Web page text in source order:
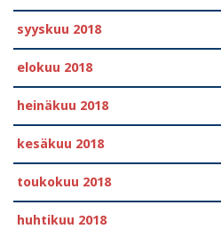
syyskuu 2018
elokuu 2018
heinäkuu 2018
kesäkuu 2018
toukokuu 2018
huhtikuu 2018